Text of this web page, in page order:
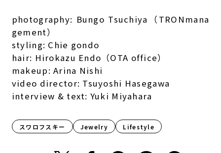
photography: Bungo Tsuchiya（TRONmana
gement）
styling: Chie gondo
hair: Hirokazu Endo（OTA office）
makeup: Arina Nishi
video director: Tsuyoshi Hasegawa
interview & text: Yuki Miyahara
スワロフスキー Jewelry Lifestyle​